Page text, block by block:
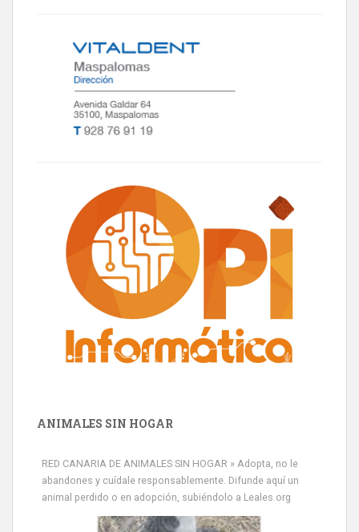
ANIMALES SIN HOGAR
RED CANARIA DE ANIMALES SIN HOGAR » Adopta, no le
abandones y cuídale responsablemente. Difunde aquí un
animal perdido o en adopción, subiéndolo a Leales.org